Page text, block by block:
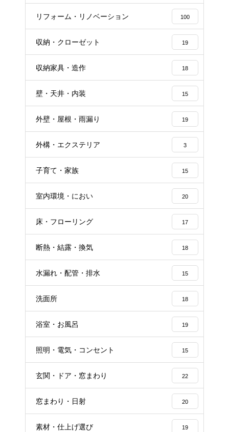
リフォーム・リノベーション 100
収納・クローゼット 19
収納家具・造作 18
壁・天井・内装 15
外壁・屋根・雨漏り 19
外構・エクステリア 3
子育て・家族 15
室内環境・におい 20
床・フローリング 17
断熱・結露・換気 18
水漏れ・配管・排水 15
洗面所 18
浴室・お風呂 19
照明・電気・コンセント 15
玄関・ドア・窓まわり 22
窓まわり・日射 20
素材・仕上げ選び 19